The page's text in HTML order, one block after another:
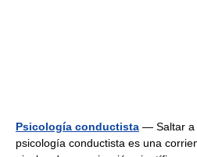
Psicología conductista — Saltar a
psicología conductista es una